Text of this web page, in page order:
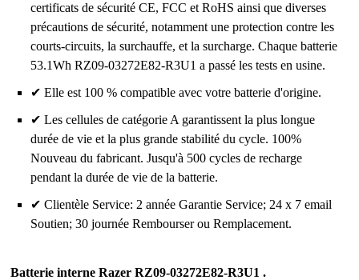
certificats de sécurité CE, FCC et RoHS ainsi que diverses
précautions de sécurité, notamment une protection contre les
courts-circuits, la surchauffe, et la surcharge. Chaque batterie
53.1Wh RZ09-03272E82-R3U1 a passé les tests en usine.
✔ Elle est 100 % compatible avec votre batterie d'origine.
✔ Les cellules de catégorie A garantissent la plus longue
durée de vie et la plus grande stabilité du cycle. 100%
Nouveau du fabricant. Jusqu'à 500 cycles de recharge
pendant la durée de vie de la batterie.
✔ Clientèle Service: 2 année Garantie Service; 24 x 7 email
Soutien; 30 journée Rembourser ou Remplacement.
Batterie interne Razer RZ09-03272E82-R3U1 .